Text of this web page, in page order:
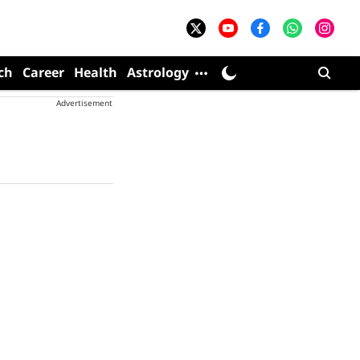
Career Health Astrology
Advertisement